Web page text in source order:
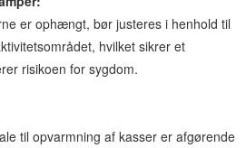
er ophængt, bør justeres i henhold til
hvilket sikrer et
risikoen for sygdom.
til opvarmning af kasser er afgørende